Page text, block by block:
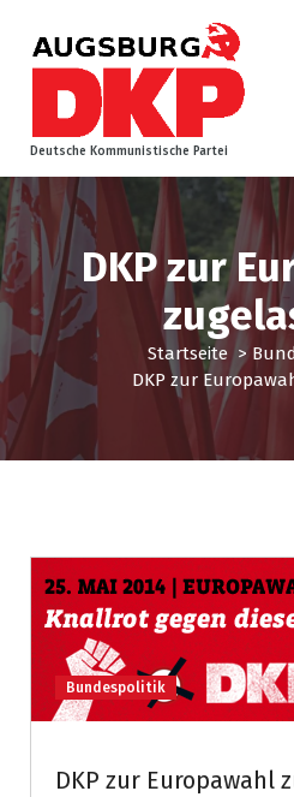
s
p
r
n
g
n
Deutsche Kommunistische Partei
DKP zur
Startseite>
DKP zur
Bundespolitik
DKP zur Europawahl